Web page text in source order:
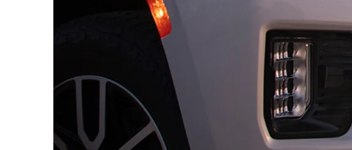
اكتشف تيرين اكتشف يوكون
كتالوج المركبات
الخدمات المتصلة
خدمات جوجل المدمجة